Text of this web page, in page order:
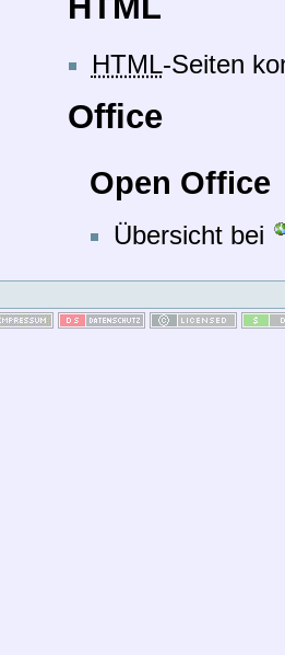
HTML-Seiten
Office
Open Office
Übersicht bei